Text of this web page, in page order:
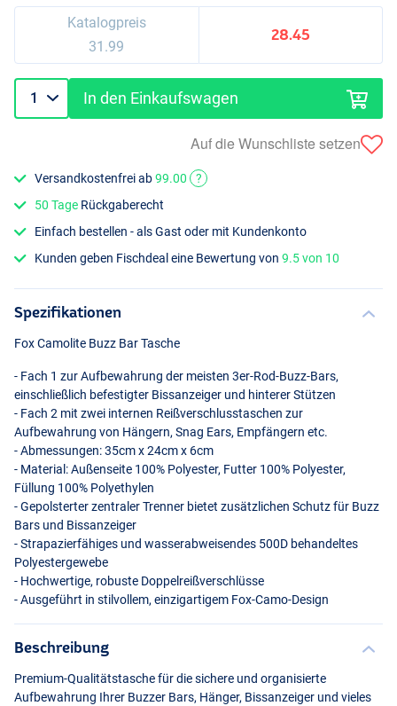
Katalogpreis
31.99
28.45
In den Einkaufswagen
Auf die Wunschliste setzen
Versandkostenfrei ab99.00
?
50 Tage Rückgaberecht
Einfach bestellen - als Gast oder mit Kundenkonto
Kunden geben Fischdeal eine Bewertung von9.5 von 10
Spezifikationen
Fox Camolite Buzz Bar Tasche
- Fach 1 zur Aufbewahrung der meisten 3er-Rod-Buzz-Bars,
einschließlich befestigter Bissanzeiger und hinterer Stützen
- Fach 2 mit zwei internen Reißverschlusstaschen zur
Aufbewahrung von Hängern, Snag Ears, Empfängern etc.
- Abmessungen: 35cm x 24cm x 6cm
- Material: Außenseite 100% Polyester, Futter 100% Polyester,
Füllung 100% Polyethylen
- Gepolsterter zentraler Trenner bietet zusätzlichen Schutz für Buzz
Bars und Bissanzeiger
- Strapazierfähiges und wasserabweisendes 500D behandeltes
Polyestergewebe
- Hochwertige, robuste Doppelreißverschlüsse
- Ausgeführt in stilvollem, einzigartigem Fox-Camo-Design
Beschreibung
Premium-Qualitätstasche für die sichere und organisierte
Aufbewahrung Ihrer Buzzer Bars, Hänger, Bissanzeiger und vieles